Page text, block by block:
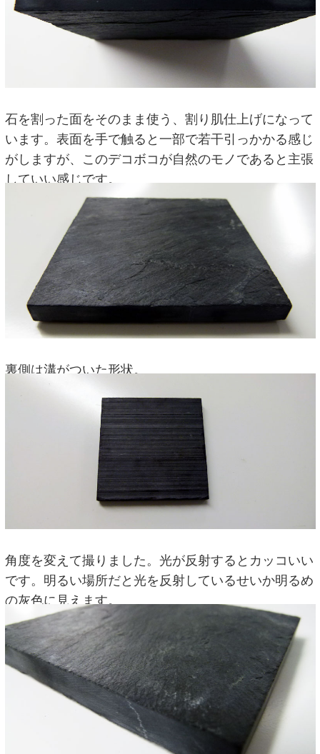
石を割った面をそのまま使う、割り肌仕上げになって
います。表面を手で触ると一部で若干引っかかる感じ
がしますが、このデコボコが自然のモノであると主張
していい感じです。
裏側は溝がついた形状。
角度を変えて撮りました。光が反射するとカッコいい
です。明るい場所だと光を反射しているせいか明るめ
の灰色に見えます。